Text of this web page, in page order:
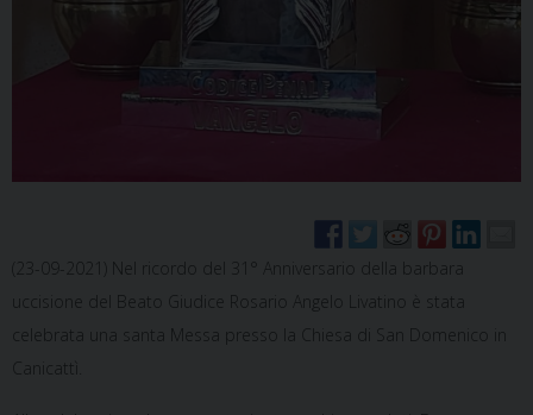
(23-09-2021) Nel ricordo del 31° Anniversario della barbara
uccisione del Beato Giudice Rosario Angelo Livatino è stata
celebrata una santa Messa presso la Chiesa di San Domenico in
Canicattì.